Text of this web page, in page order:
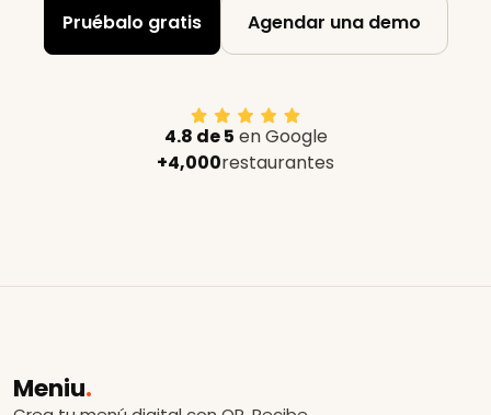
Pruébalo gratis Agendar una demo
4.8 de 5 en Google
+4,000restaurantes
Meniu.